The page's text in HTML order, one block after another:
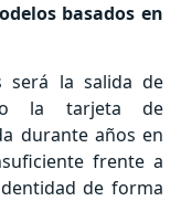
basados en
será la salida de
la tarjeta de
durante años en
frente a
de forma